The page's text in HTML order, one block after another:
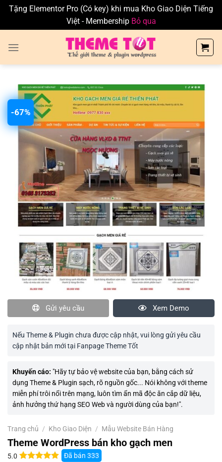
Tặng Elementor Pro (Có key) khi mua Kho Giao Diện Tiếng
Việt - Membership Bỏ qua
-67%
Gửi yêu cầu Xem Demo
Nếu Theme & Plugin chưa được cập nhật, vui lòng gửi yêu cầu
cập nhật bản mới tại Fanpage Theme Tốt
Khuyến cáo: "Hãy tự bảo vệ website của bạn, bằng cách sử
dụng Theme & Plugin sạch, rõ nguồn gốc... Nói không với theme
miễn phí trôi nổi trên mạng, luôn tìm ẩn mã độc ăn cắp dữ liệu,
ảnh hưởng thứ hạng SEO Web và người dùng của bạn!".
Trang chủ / Kho Giao Diện / Mẫu Website Bán Hàng
Theme WordPress bán kho gạch men
5.0
Đã bán 333